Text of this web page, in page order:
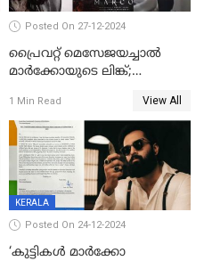
Posted On 27-12-2024
പ്രൈവറ്റ് മെസേജയച്ചാല്‍
മാർക്കോയുടെ ലിങ്ക്;
സ്വദേശി അറസ്റ്റില്‍
1 Min Read View All
KERALA
Posted On 24-12-2024
‘കുട്ടികൾ മാർക്കോ